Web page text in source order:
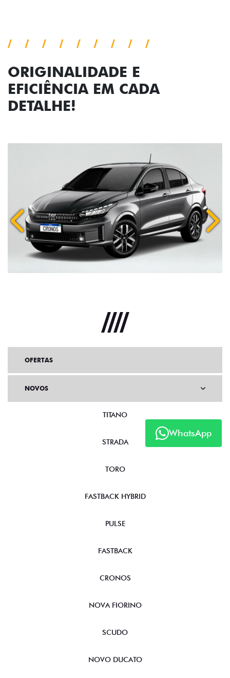
ORIGINALIDADE E
EFICIÊNCIA EM CADA
DETALHE!
Anterior
WhatsApp
OFERTAS
NOVOS
TITANO
STRADA
TORO
FASTBACK HYBRID
PULSE
FASTBACK
CRONOS
NOVA FIORINO
SCUDO
NOVO DUCATO